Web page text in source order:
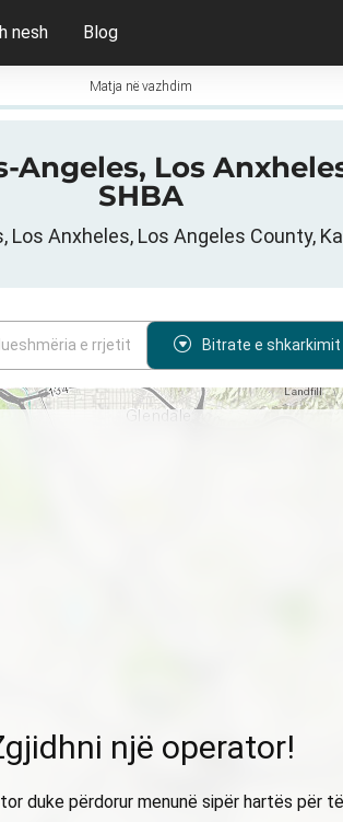
nesh Blog
Matja në vazhdim
Angeles, Los
SHBA
Anxheles, Los Angeles County,
e rrjetit Bitrate e shkarkimit
një operator!
duke përdorur menunë sipër hartës për